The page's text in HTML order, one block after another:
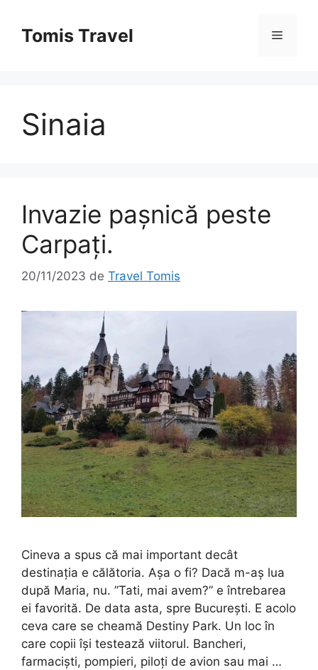
conținutTomis Travel Meniu
Sinaia
Invazie pașnică peste
Carpați.
20/11/2023 de Travel Tomis
Cineva a spus că mai important decât
destinația e călătoria. Așa o fi? Dacă m-aș lua
după Maria, nu. ”Tati, mai avem?” e întrebarea
ei favorită. De data asta, spre București. E acolo
ceva care se cheamă Destiny Park. Un loc în
care copii își testează viitorul. Bancheri,
farmaciști, pompieri, piloți de avion sau mai …